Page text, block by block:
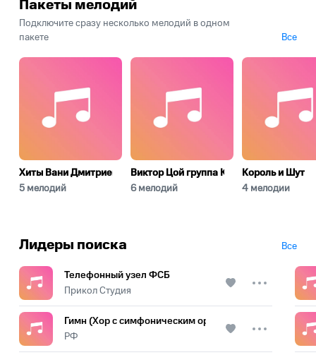
Пакеты мелодий
Подключите сразу несколько мелодий в одном
пакете
Все
Хиты Вани Дмитриенко
5 мелодий
Виктор Цой группа Кино
6 мелодий
Король и Шут
4 мелодии
Лидеры поиска Все
Телефонный узел ФСБ
Прикол Студия
Гимн (Хор с симфоническим оркестром)
РФ